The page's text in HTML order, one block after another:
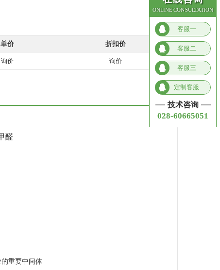
单价 折扣价
询价 询价
醛
重要中间体
ONLINE CONSULTATION
客服一
客服二
客服三
定制客服
技术咨询
028-60665051